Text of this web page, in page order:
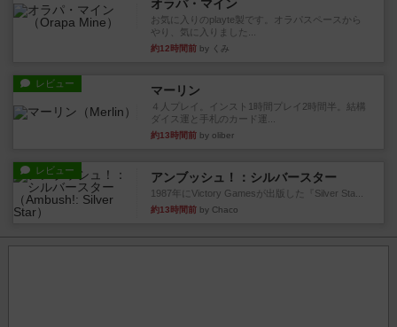
オラパ・マイン
お気に入りのplayte製です。オラパスペースから
やり、気に入りました...
約12時間前 by くみ
レビュー マーリン
４人プレイ。インスト1時間プレイ2時間半。結構
ダイス運と手札のカード運...
約13時間前 by oliber
レビュー アンブッシュ！：シルバースター
1987年にVictory Gamesが出版した『Silver Sta...
約13時間前 by Chaco